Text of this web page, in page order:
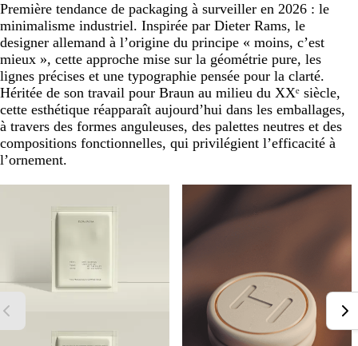
Première tendance de packaging à surveiller en 2026 : le
minimalisme industriel. Inspirée par Dieter Rams, le
designer allemand à l’origine du principe « moins, c’est
mieux », cette approche mise sur la géométrie pure, les
lignes précises et une typographie pensée pour la clarté.
Héritée de son travail pour Braun au milieu du XXᵉ siècle,
cette esthétique réapparaît aujourd’hui dans les emballages,
à travers des formes anguleuses, des palettes neutres et des
compositions fonctionnelles, qui privilégient l’efficacité à
l’ornement.